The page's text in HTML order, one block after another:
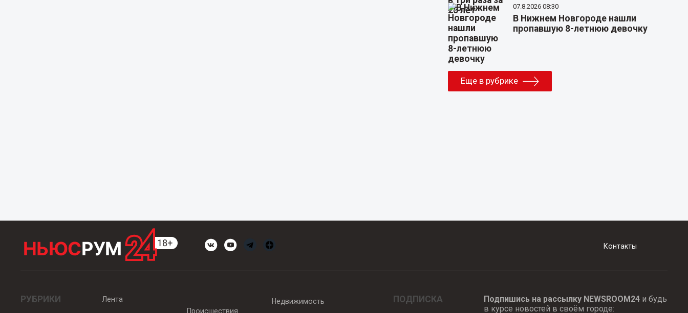
07.8.2026 08:30
В Нижнем Новгороде нашли
пропавшую 8-летнюю девочку
Еще в рубрике
Контакты
РУБРИКИ
Лента
Происшествия
Недвижимость ПОДПИСКА Подпишись на рассылку NEWSROOM24и будь
в курсе новостей в своём городе: